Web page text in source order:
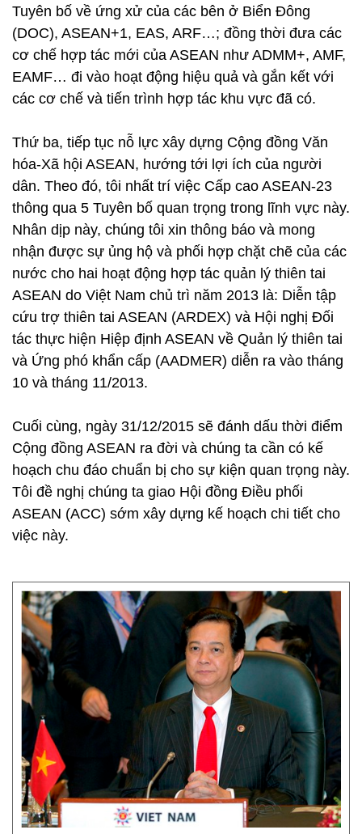
Tuyên bố về ứng xử của các bên ở Biển Đông
(DOC), ASEAN+1, EAS, ARF…; đồng thời đưa các
cơ chế hợp tác mới của ASEAN như ADMM+, AMF,
EAMF… đi vào hoạt động hiệu quả và gắn kết với
các cơ chế và tiến trình hợp tác khu vực đã có.
Thứ ba, tiếp tục nỗ lực xây dựng Cộng đồng Văn
hóa-Xã hội ASEAN, hướng tới lợi ích của người
dân. Theo đó, tôi nhất trí việc Cấp cao ASEAN-23
thông qua 5 Tuyên bố quan trọng trong lĩnh vực này.
Nhân dịp này, chúng tôi xin thông báo và mong
nhận được sự ủng hộ và phối hợp chặt chẽ của các
nước cho hai hoạt động hợp tác quản lý thiên tai
ASEAN do Việt Nam chủ trì năm 2013 là: Diễn tập
cứu trợ thiên tai ASEAN (ARDEX) và Hội nghị Đối
tác thực hiện Hiệp định ASEAN về Quản lý thiên tai
và Ứng phó khẩn cấp (AADMER) diễn ra vào tháng
10 và tháng 11/2013.
Cuối cùng, ngày 31/12/2015 sẽ đánh dấu thời điểm
Cộng đồng ASEAN ra đời và chúng ta cần có kế
hoạch chu đáo chuẩn bị cho sự kiện quan trọng này.
Tôi đề nghị chúng ta giao Hội đồng Điều phối
ASEAN (ACC) sớm xây dựng kế hoạch chi tiết cho
việc này.